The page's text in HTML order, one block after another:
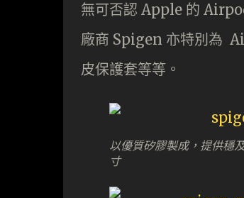
無可否認 Apple 的
廠商 Spigen 亦特別為
皮保護套等等。
以優質矽膠製成，提供穩
寸